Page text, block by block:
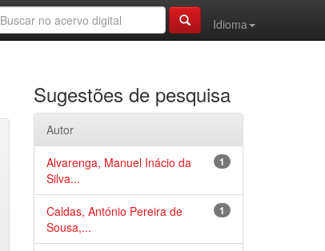
Idioma
Sugestões de pesquisa
Autor
1
Alvarenga, Manuel Inácio da
Silva...
1
Caldas, António Pereira de
Sousa,...